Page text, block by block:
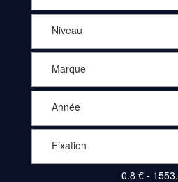
Niveau
Marque
Année
Fixation